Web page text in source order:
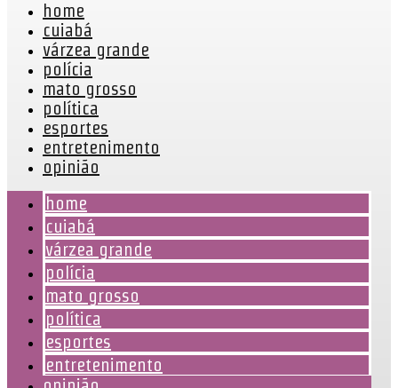
home
cuiabá
várzea grande
polícia
mato grosso
política
esportes
entretenimento
opinião
home
cuiabá
várzea grande
polícia
mato grosso
política
esportes
entretenimento